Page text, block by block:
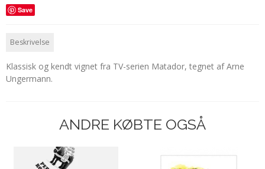
Save
Beskrivelse
Klassisk og kendt vignet fra TV-serien Matador, tegnet af Arne
Ungermann.
ANDRE KØBTE OGSÅ